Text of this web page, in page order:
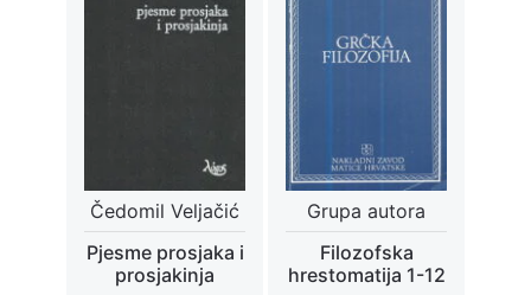
Čedomil Veljačić
Pjesme prosjaka i
prosjakinja
Grupa autora
Filozofska
hrestomatija 1-12